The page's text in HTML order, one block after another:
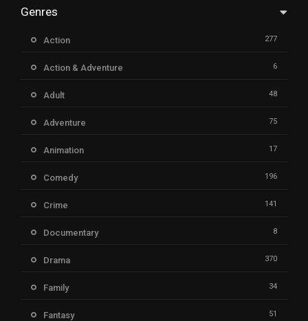
Genres
Action 277
Action & Adventure 6
Adult 48
Adventure 75
Animation 17
Comedy 196
Crime 141
Documentary 8
Drama 370
Family 34
Fantasy 51